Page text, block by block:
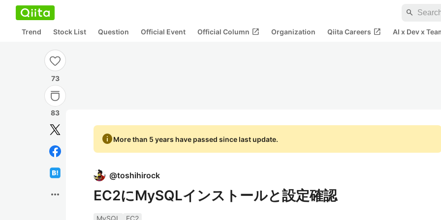
search
Trend Stock List Question Official Event Official Column open_in_new Organization Qiita Careers open_in_new AI x Dev x
73
83
more_horiz
infoMore than 5 years have passed since last update.
@toshihirock
EC2にMySQLインストールと設定確認
MySQL
EC2